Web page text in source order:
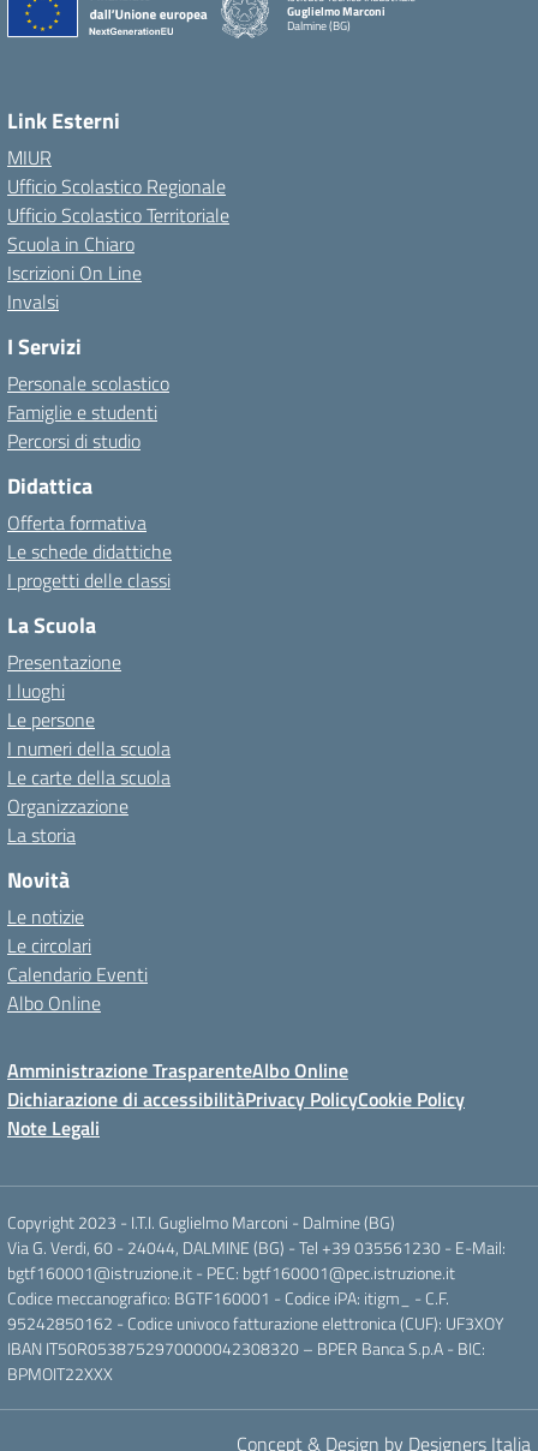
Guglielmo Marconi
Dalmine (BG)
Link Esterni
MIUR
Ufficio Scolastico Regionale
Ufficio Scolastico Territoriale
Scuola in Chiaro
Iscrizioni On Line
Invalsi
I Servizi
Personale scolastico
Famiglie e studenti
Percorsi di studio
Didattica
Offerta formativa
Le schede didattiche
I progetti delle classi
La Scuola
Presentazione
I luoghi
Le persone
I numeri della scuola
Le carte della scuola
Organizzazione
La storia
Novità
Le notizie
Le circolari
Calendario Eventi
Albo Online
Amministrazione TrasparenteAlbo Online
Dichiarazione di accessibilitàPrivacy PolicyCookie Policy
Note Legali
Copyright 2023 - I.T.I. Guglielmo Marconi - Dalmine (BG)
Via G. Verdi, 60 - 24044, DALMINE (BG) - Tel +39 035561230 - E-Mail:
bgtf160001@istruzione.it - PEC: bgtf160001@pec.istruzione.it
Codice meccanografico: BGTF160001 - Codice iPA: itigm_ - C.F.
95242850162 - Codice univoco fatturazione elettronica (CUF): UF3XOY
IBAN IT50R0538752970000042308320 – BPER Banca S.p.A - BIC:
BPMOIT22XXX
Concept & Design by Designers Italia